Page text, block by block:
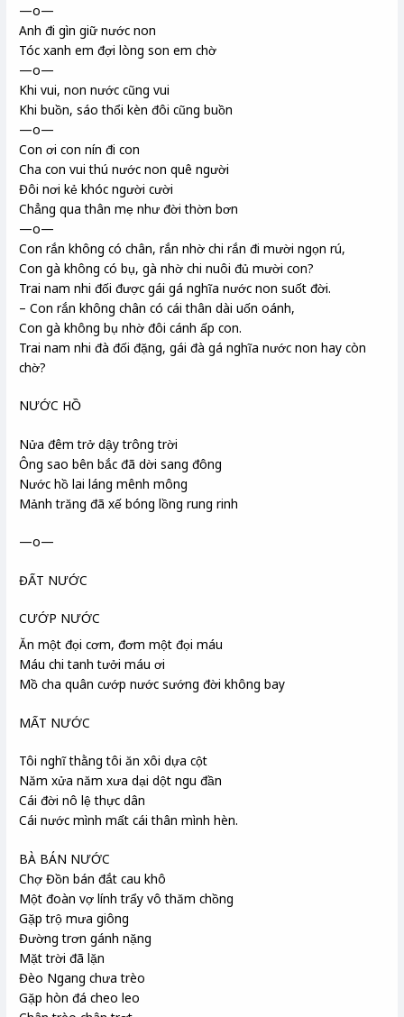
—o—
Anh đi gìn giữ nước non
Tóc xanh em đợi lòng son em chờ
—o—
Khi vui, non nước cũng vui
Khi buồn, sáo thổi kèn đôi cũng buồn
—o—
Con ơi con nín đi con
Cha con vui thú nước non quê người
Đôi nơi kẻ khóc người cười
Chẳng qua thân mẹ như đời thờn bơn
—o—
Con rắn không có chân, rắn nhờ chi rắn đi mười ngọn rú,
Con gà không có bụ, gà nhờ chi nuôi đủ mười con?
Trai nam nhi đối được gái gá nghĩa nước non suốt đời.
– Con rắn không chân có cái thân dài uốn oánh,
Con gà không bụ nhờ đôi cánh ấp con.
Trai nam nhi đà đối đặng, gái đà gá nghĩa nước non hay còn
chờ?
NƯỚC HỒ
Nửa đêm trở dậy trông trời
Ông sao bên bắc đã dời sang đông
Nước hồ lai láng mênh mông
Mảnh trăng đã xế bóng lồng rung rinh
—o—
ĐẤT NƯỚC
CƯỚP NƯỚC
Ăn một đọi cơm, đơm một đọi máu
Máu chi tanh tưởi máu ơi
Mồ cha quân cướp nước sướng đời không bay
MẤT NƯỚC
Tôi nghĩ thằng tôi ăn xôi dựa cột
Năm xửa năm xưa dại dột ngu đần
Cái đời nô lệ thực dân
Cái nước mình mất cái thân mình hèn.
BÀ BÁN NƯỚC
Chợ Đồn bán đắt cau khô
Một đoàn vợ lính trẩy vô thăm chồng
Gặp trộ mưa giông
Đường trơn gánh nặng
Mặt trời đã lặn
Đèo Ngang chưa trèo
Gặp hòn đá cheo leo